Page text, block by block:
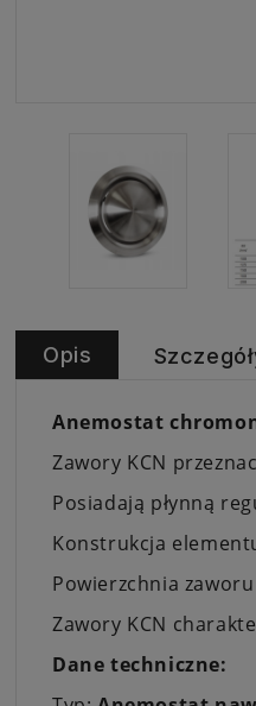
Opis
Anemostat
Zawory KCN
Posiadają płynną
Konstrukcja
Powierzchnia
Zawory KCN
Dane techniczne: